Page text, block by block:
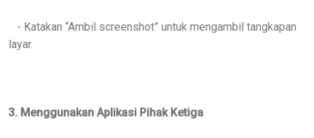
- Katakan “Ambil screenshot” untuk mengambil tangkapan
layar.
3. Menggunakan Aplikasi Pihak Ketiga